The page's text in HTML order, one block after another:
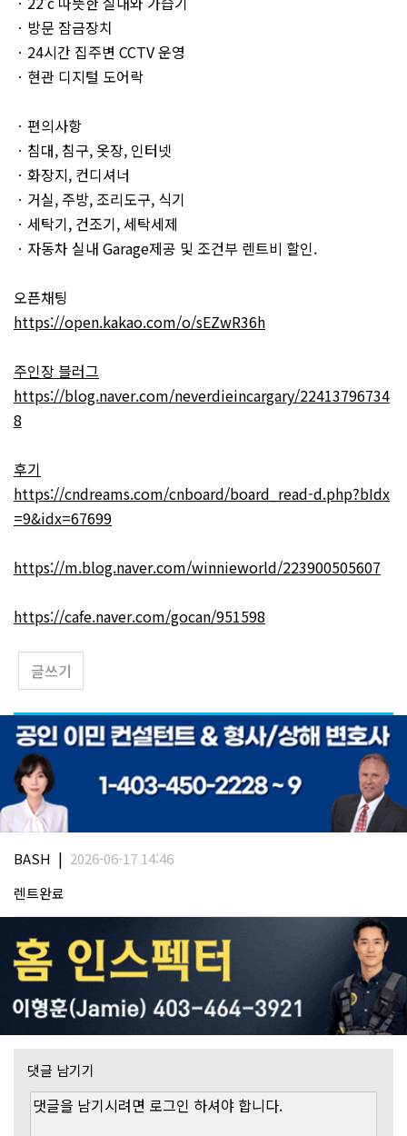
ㆍ방문 잠금장치
ㆍ24시간 집주변 CCTV 운영
ㆍ현관 디지털 도어락
ㆍ편의사항
ㆍ침대, 침구, 옷장, 인터넷
ㆍ화장지, 컨디셔너
ㆍ거실, 주방, 조리도구, 식기
ㆍ세탁기, 건조기, 세탁세제
ㆍ자동차 실내 Garage제공 및 조건부 렌트비 할인.
오픈채팅
https://open.kakao.com/o/sEZwR36h
주인장 블러그
https://blog.naver.com/neverdieincargary/22413796734
8
후기
https://cndreams.com/cnboard/board_read-d.php?bIdx
=9&idx=67699
https://m.blog.naver.com/winnieworld/223900505607
https://cafe.naver.com/gocan/951598
글쓰기
BASH | 2026-06-17 14:46
렌트완료
댓글 남기기